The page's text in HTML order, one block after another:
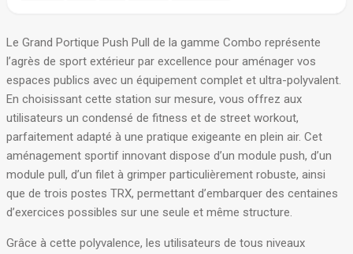
Le Grand Portique Push Pull de la gamme Combo représente
l’agrès de sport extérieur par excellence pour aménager vos
espaces publics avec un équipement complet et ultra-polyvalent.
En choisissant cette station sur mesure, vous offrez aux
utilisateurs un condensé de fitness et de street workout,
parfaitement adapté à une pratique exigeante en plein air. Cet
aménagement sportif innovant dispose d’un module push, d’un
module pull, d’un filet à grimper particulièrement robuste, ainsi
que de trois postes TRX, permettant d’embarquer des centaines
d’exercices possibles sur une seule et même structure.
Grâce à cette polyvalence, les utilisateurs de tous niveaux